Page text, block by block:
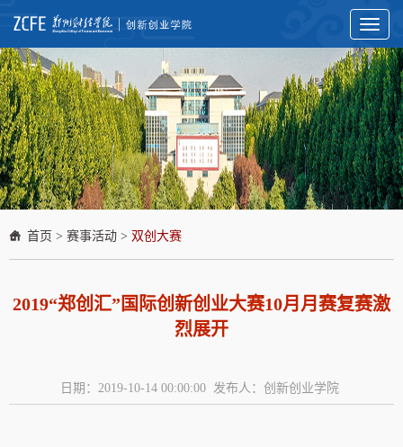
Toggle
首页 > 赛事活动 > 双创大赛
2019“郑创汇”国际创新创业大赛10月月赛复赛激
烈展开
日期：2019-10-14 00:00:00 发布人：创新创业学院